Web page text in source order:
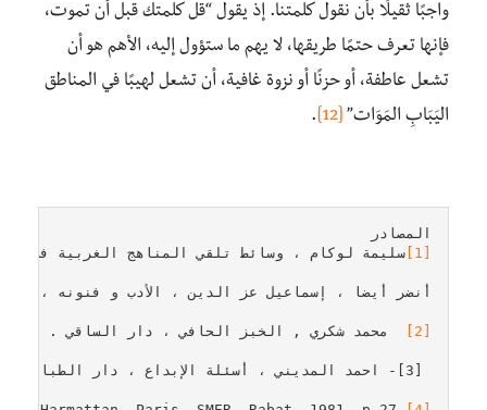
واجبًا ثقيلًا بأن نقول كلمتنا. إذ يقول “قل كلمتك قبل أن تموت،
فإنها تعرف حتمًا طريقها، لا يهم ما ستؤول إليه، الأهم هو أن
تشعل عاطفة، أو حزنًا أو نزوة غافية، أن تشعل لهيبًا في المناطق
اليَبَابِ المَوَات” [12]
.
المصادر